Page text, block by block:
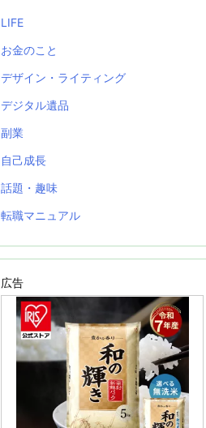
LIFE
お金のこと
デザイン・ライティング
デジタル遺品
副業
自己成長
話題・趣味
転職マニュアル
広告